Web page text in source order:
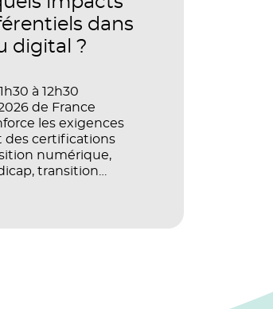
dans
digital ?
à 12h30
de France
les exigences
des certifications
numérique,
transition
impacts concrets pour